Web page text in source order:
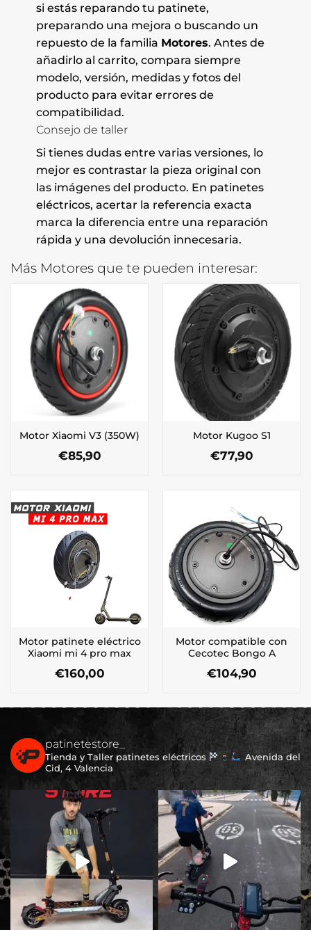
si estás reparando tu patinete,
preparando una mejora o buscando un
repuesto de la familia Motores. Antes de
añadirlo al carrito, compara siempre
modelo, versión, medidas y fotos del
producto para evitar errores de
compatibilidad.
Consejo de taller
Si tienes dudas entre varias versiones, lo
mejor es contrastar la pieza original con
las imágenes del producto. En patinetes
eléctricos, acertar la referencia exacta
marca la diferencia entre una reparación
rápida y una devolución innecesaria.
Más Motores que te pueden interesar:
Motor Xiaomi V3 (350W)
€85,90
Motor Kugoo S1
€77,90
Motor patinete eléctrico
Xiaomi mi 4 pro max
€160,00
Motor compatible con
Cecotec Bongo A
€104,90
patinetestore_
Tienda y Taller patinetes eléctricos
Avenida del
Cid, 4 Valencia